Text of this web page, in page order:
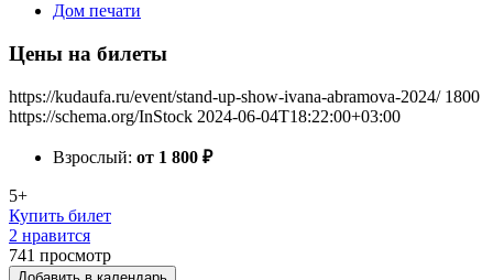
Дом печати
Цены на билеты
https://kudaufa.ru/event/stand-up-show-ivana-abramova-2024/ 1800
https://schema.org/InStock 2024-06-04T18:22:00+03:00
Взрослый: от 1 800 ₽
5+
Купить билет
2 нравится
741 просмотр